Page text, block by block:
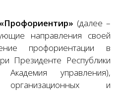
(далее –
направления своей
профориентации в
Президенте Республики
управления),
организационных и